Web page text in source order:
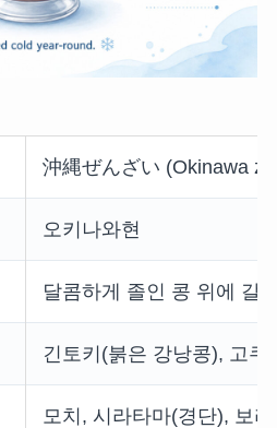
沖縄ぜんざい (Okinawa
오키나와현
달콤하게 졸인 콩 위에 갈
긴토키(붉은 강낭콩), 고쿠
모치, 시라타마(경단), 보